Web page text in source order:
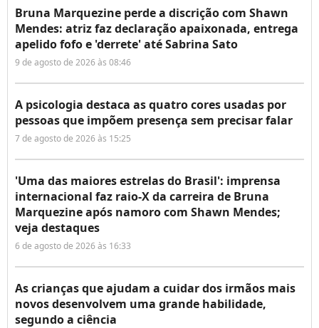
Bruna Marquezine perde a discrição com Shawn
Mendes: atriz faz declaração apaixonada, entrega
apelido fofo e 'derrete' até Sabrina Sato
9 de agosto de 2026 às 08:46
A psicologia destaca as quatro cores usadas por
pessoas que impõem presença sem precisar falar
7 de agosto de 2026 às 15:25
'Uma das maiores estrelas do Brasil': imprensa
internacional faz raio-X da carreira de Bruna
Marquezine após namoro com Shawn Mendes;
veja destaques
6 de agosto de 2026 às 16:33
As crianças que ajudam a cuidar dos irmãos mais
novos desenvolvem uma grande habilidade,
segundo a ciência